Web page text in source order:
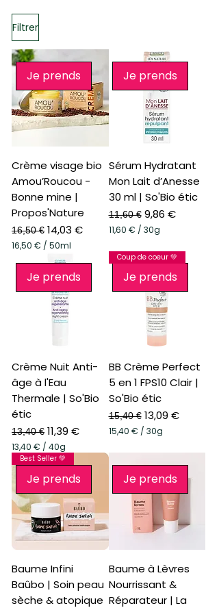
Filtrer
Je prends
Crème visage bio
Amou’Roucou -
Bonne mine |
Propos'Nature
Prix original
16,50 € Prix promotionnel
14,03 €
16,50 € / 50ml
6
5
5
0
M
i
l
l
i
l
i
t
r
s
Je prends
Sérum Hydratant
Mon Lait d’Anesse
30 ml | So'Bio étic
Prix original
11,60 € Prix
9,86 €
11,60 € / 30g
1
,
0
G
r
a
m
m
e
s
Je prends
Crème Nuit Anti-
âge à l'Eau
Thermale | So'Bio
étic
Prix original
13,40 € Prix promotionnel
11,39 €
13,40 € / 40g
3
4
0
€
a
4
G
r
Je prends
Coup de coeur 💚
BB Crème Perfect
5 en 1 FPS10 Clair |
So'Bio étic
Prix original
15,40 € Prix
13,09 €
15,40 € / 30g
5
p
a
r
G
r
a
Je prends
Best Seller 💚
Baume Infini
Baûbo | Soin peau
sèche & atopique
Je prends
Baume à Lèvres
Nourrissant &
Réparateur | La